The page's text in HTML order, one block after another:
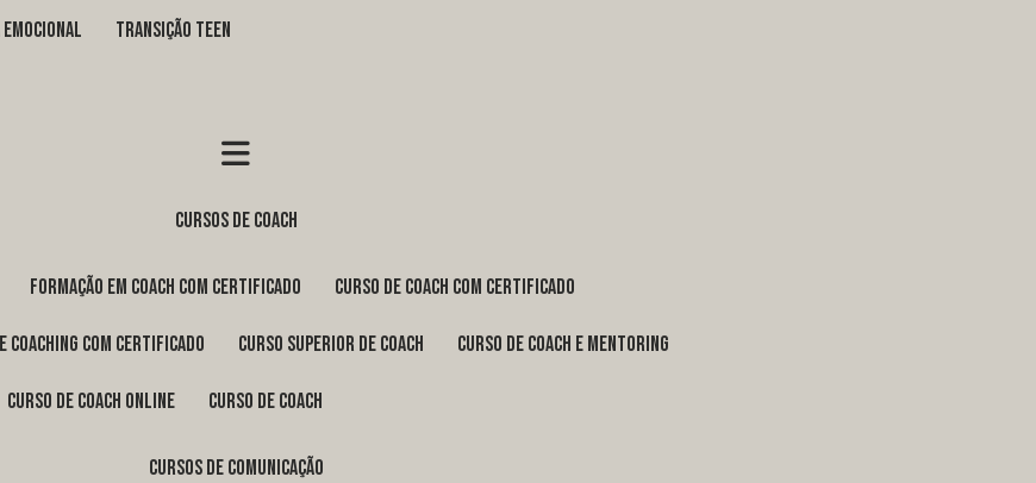
TRANSIÇÃO TEEN
cursos de coach
formação em coach com certificado curso de coach com certificado
coaching com certificado curso superior de coach curso de coach e mentoring
curso de coach online curso de coach
cursos de comunicação